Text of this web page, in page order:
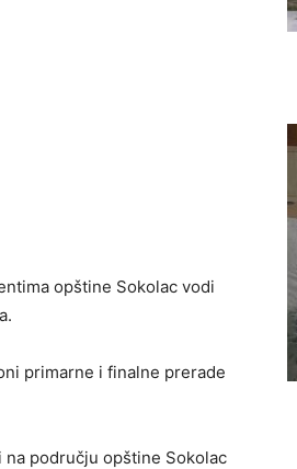
opštine Sokolac vodi
primarne i finalne prerade
području opštine Sokolac